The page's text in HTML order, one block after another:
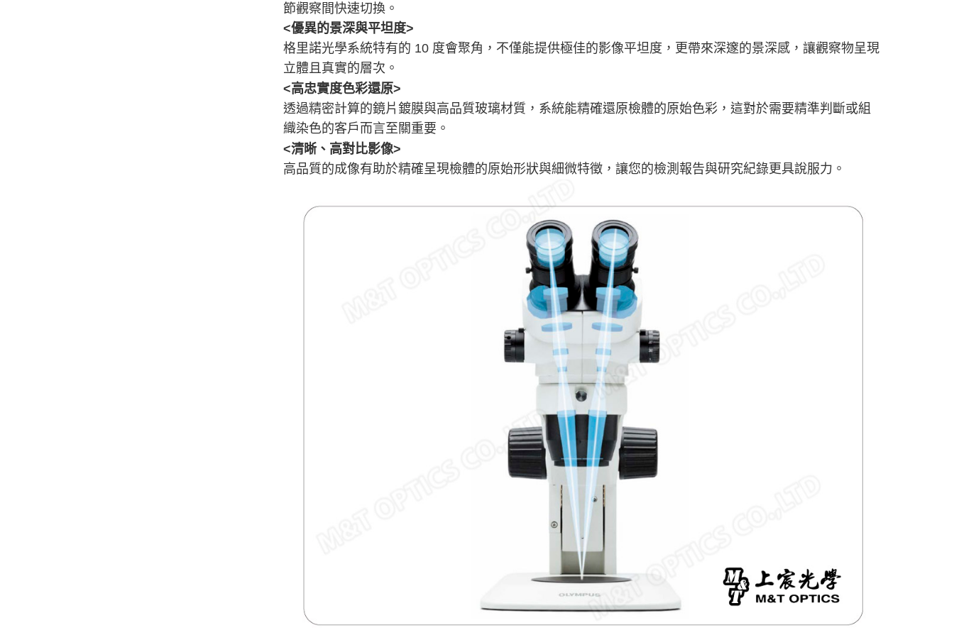
節觀察間快速切換。
<優異的景深與平坦度>
格里諾光學系統特有的 10 度會聚角，不僅能提供極佳的影像平坦度，更帶來深邃的景深感，讓觀察物呈現
立體且真實的層次。
<高忠實度色彩還原>
透過精密計算的鏡片鍍膜與高品質玻璃材質，系統能精確還原檢體的原始色彩，這對於需要精準判斷或組
織染色的客戶而言至關重要。
<清晰、高對比影像>
高品質的成像有助於精確呈現檢體的原始形狀與細微特徵，讓您的檢測報告與研究紀錄更具說服力。